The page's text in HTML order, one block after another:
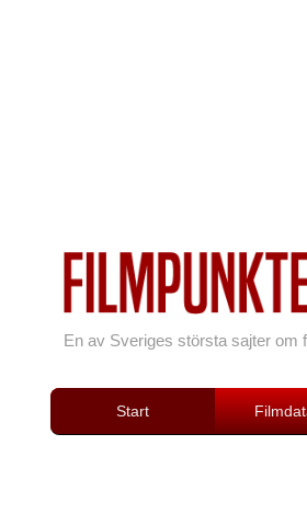
En av Sveriges största sajter om
Start